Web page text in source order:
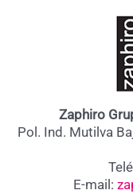
Zaphiro
Pol. Ind. Mutilva
E-mail: